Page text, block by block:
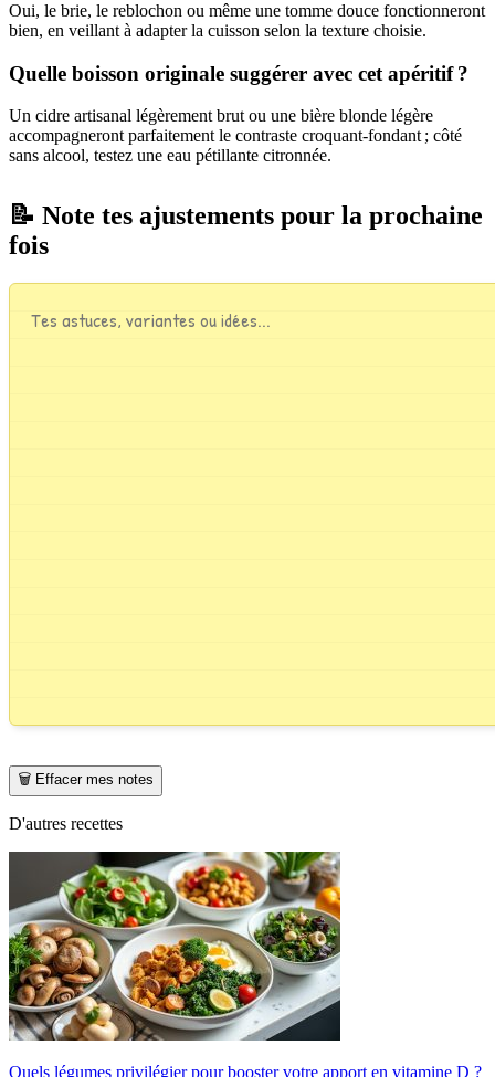
Oui, le brie, le reblochon ou même une tomme douce fonctionneront
bien, en veillant à adapter la cuisson selon la texture choisie.
Quelle boisson originale suggérer avec cet apéritif ?
Un cidre artisanal légèrement brut ou une bière blonde légère
accompagneront parfaitement le contraste croquant-fondant ; côté
sans alcool, testez une eau pétillante citronnée.
📝 Note tes ajustements pour la prochaine
fois
🗑️ Effacer mes notes
D'autres recettes
Quels légumes privilégier pour booster votre apport en vitamine D ?